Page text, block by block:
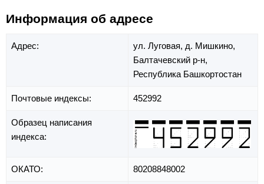
Информация об адресе
Адрес: ул. Луговая, д. Мишкино,
Балтачевский р-н,
Республика Башкортостан
Почтовые индексы: 452992
Образец написания
индекса:
ОКАТО: 80208848002